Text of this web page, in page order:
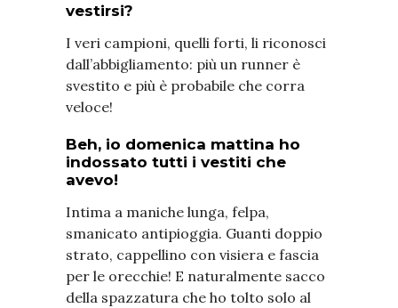
vestirsi?
I veri campioni, quelli forti, li riconosci
dall’abbigliamento: più un runner è
svestito e più è probabile che corra
veloce!
Beh, io domenica mattina ho
indossato tutti i vestiti che
avevo!
Intima a maniche lunga, felpa,
smanicato antipioggia. Guanti doppio
strato, cappellino con visiera e fascia
per le orecchie! E naturalmente sacco
della spazzatura che ho tolto solo al